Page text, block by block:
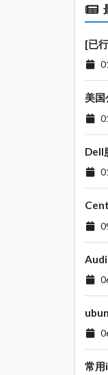
[已
美国
Dell
常